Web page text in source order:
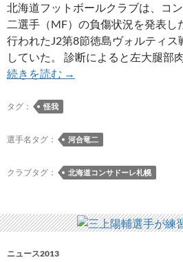
北海道フットボールクラブは、コ
二選手（MF）の負傷状況を発表し
行われたJ2第8節徳島ヴォルティ
していた。 診断によると左大腿部
続きを読む 河
選
が
に
→
タグ： 怪我
選手名タグ： 河合竜二
クラブタグ： 北海道コンサドーレ札幌
ニュース2013